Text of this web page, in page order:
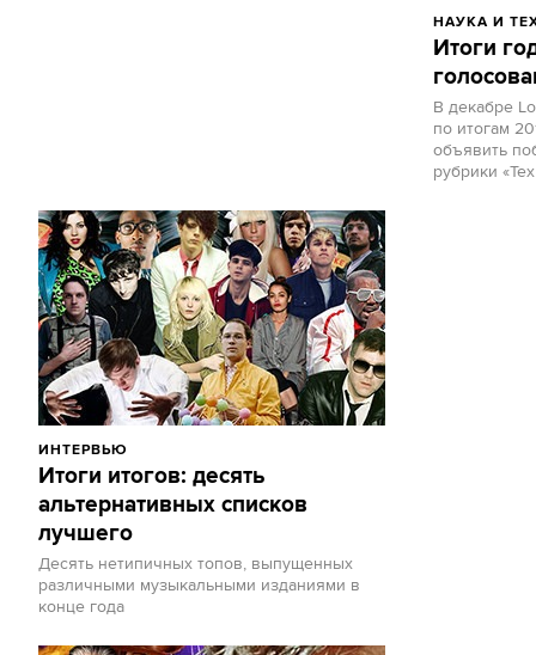
НАУКА И
Итоги
В декабре
по итогам
объявить
рубрики
ИНТЕРВЬЮ
Итоги итогов: десять
альтернативных списков
лучшего
Десять нетипичных топов, выпущенных
различными музыкальными изданиями в
конце года